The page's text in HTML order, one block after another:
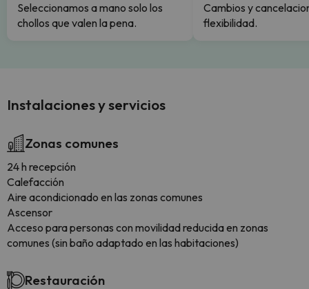
Seleccionamos a mano solo los
chollos que valen la pena.
Cambios y
flexibilidad.
Instalaciones y servicios
Zonas comunes
24 h recepción
Calefacción
Aire acondicionado en las zonas comunes
Ascensor
Acceso para personas con movilidad reducida en zonas
comunes (sin baño adaptado en las habitaciones)
Restauración